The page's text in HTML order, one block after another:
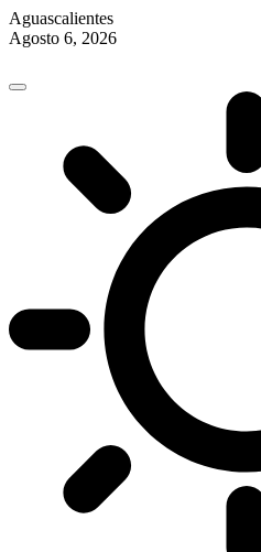
Aguascalientes
Agosto 6, 2026
content